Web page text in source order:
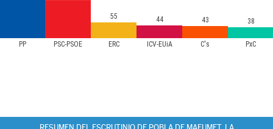
PP PSC-PSOE ERC ICV-EUiA C's PxC
55 44 43 38